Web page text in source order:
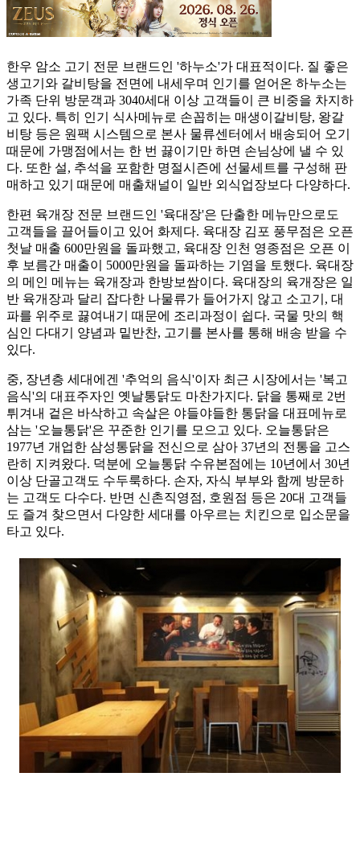
한우 암소 고기 전문 브랜드인 '하누소'가 대표적이다. 질 좋은
생고기와 갈비탕을 전면에 내세우며 인기를 얻어온 하누소는
가족 단위 방문객과 3040세대 이상 고객들이 큰 비중을 차지하
고 있다. 특히 인기 식사메뉴로 손꼽히는 매생이갈비탕, 왕갈
비탕 등은 원팩 시스템으로 본사 물류센터에서 배송되어 오기
때문에 가맹점에서는 한 번 끓이기만 하면 손님상에 낼 수 있
다. 또한 설, 추석을 포함한 명절시즌에 선물세트를 구성해 판
매하고 있기 때문에 매출채널이 일반 외식업장보다 다양하다.
한편 육개장 전문 브랜드인 '육대장'은 단출한 메뉴만으로도
고객들을 끌어들이고 있어 화제다. 육대장 김포 풍무점은 오픈
첫날 매출 600만원을 돌파했고, 육대장 인천 영종점은 오픈 이
후 보름간 매출이 5000만원을 돌파하는 기염을 토했다. 육대장
의 메인 메뉴는 육개장과 한방보쌈이다. 육대장의 육개장은 일
반 육개장과 달리 잡다한 나물류가 들어가지 않고 소고기, 대
파를 위주로 끓여내기 때문에 조리과정이 쉽다. 국물 맛의 핵
심인 다대기 양념과 밑반찬, 고기를 본사를 통해 배송 받을 수
있다.
중, 장년층 세대에겐 '추억의 음식'이자 최근 시장에서는 '복고
음식'의 대표주자인 옛날통닭도 마찬가지다. 닭을 통째로 2번
튀겨내 겉은 바삭하고 속살은 야들야들한 통닭을 대표메뉴로
삼는 '오늘통닭'은 꾸준한 인기를 모으고 있다. 오늘통닭은
1977년 개업한 삼성통닭을 전신으로 삼아 37년의 전통을 고스
란히 지켜왔다. 덕분에 오늘통닭 수유본점에는 10년에서 30년
이상 단골고객도 수두룩하다. 손자, 자식 부부와 함께 방문하
는 고객도 다수다. 반면 신촌직영점, 호원점 등은 20대 고객들
도 즐겨 찾으면서 다양한 세대를 아우르는 치킨으로 입소문을
타고 있다.